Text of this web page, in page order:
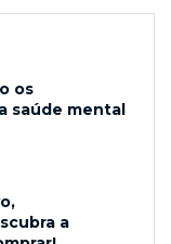
os
saúde mental
a